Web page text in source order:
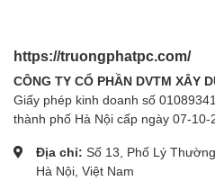
https://truongphatpc.com/
CÔNG TY CỔ PHẦN DVTM XÂY
Giấy phép kinh doanh số
thành phố Hà Nội cấp ngày 07-10-
Địa chỉ: Số 13, Phố Lý
Hà Nội, Việt Nam